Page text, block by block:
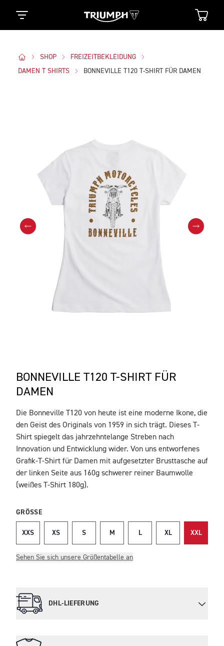
SHOP
FREIZEITBEKLEIDUNG
DAMEN T SHIRTS
BONNEVILLE T120 T-SHIRT FÜR DAMEN
BONNEVILLE T120 T-SHIRT FÜR
DAMEN
BESCHREIBUNG
Die Bonneville T120 von heute ist eine moderne Ikone, die
den Geist des Originals von 1959 in sich trägt. Dieses T-
Shirt spiegelt das jahrzehntelange Streben nach
Innovation und Entwicklung wider. Von uns entworfenes
Grafik-T-Shirt für Damen mit aufgesetzter Brusttasche auf
der linken Seite aus 160g schwerer reiner Baumwolle
(weißes T-Shirt 180g).
GRÖSSE
XXS XS S M L XL XXL
Sehen Sie sich unsere Größentabelle an
DHL-LIEFERUNG